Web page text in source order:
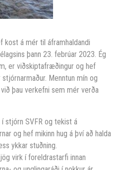
kost á mér til áframhaldandi
þann 23. febrúar 2023. Ég
er viðskiptafræðingur og hef
Menntun mín og
þau verkefni sem mér verða
stjórn SVFR og tekist á
og hef mikinn hug á því að halda
ykkar stuðning.
virk í foreldrastarfi innan